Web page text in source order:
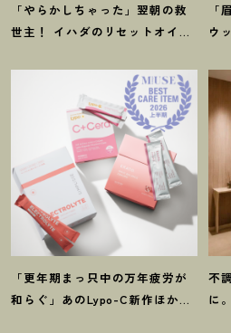
「やらかしちゃった」翌朝の救
世主 ！
イハダのリセットオイル
「
ウ
ク
「更年期まっ只中の万年疲労が
和らぐ」あのLypo-C新作ほか40
不
に